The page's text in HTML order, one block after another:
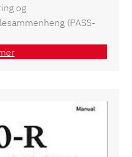
og
(PASS-